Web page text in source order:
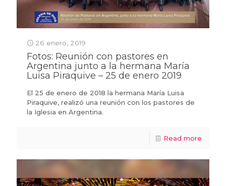
26 enero, 2019
Fotos: Reunión con pastores en
Argentina junto a la hermana María
Luisa Piraquive – 25 de enero 2019
El 25 de enero de 2018 la hermana María Luisa
Piraquive, realizó una reunión con los pastores de
la Iglesia en Argentina.
Read more